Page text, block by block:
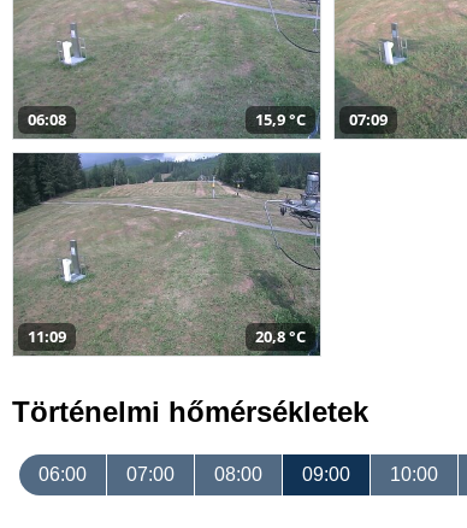
06:08 15,9 °C 07:09
11:09 20,8 °C
Történelmi hőmérsékletek
06:00 07:00 08:00 09:00 10:00